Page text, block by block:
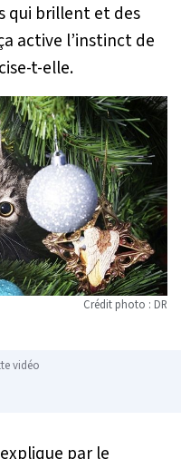
qui brillent et des
active l’instinct de
t-elle.
Crédit photo : DR
vidéo
par le